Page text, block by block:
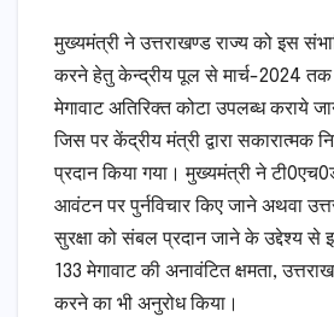
मुख्यमंत्री ने उत्तराखण्ड राज्य को इस
करने हेतु केन्द्रीय पूल से मार्च-2024
मेगावाट अतिरिक्त कोटा उपलब्ध कराये
जिस पर केंद्रीय मंत्री द्वारा सकारात्मक
प्रदान किया गया। मुख्यमंत्री ने
आवंटन पर पुर्नविचार किए जाने अथवा
सुरक्षा को संबल प्रदान जाने के उद्देश्य से
133 मेगावाट की अनावंटित क्षमता,
करने का भी अनुरोध किया।